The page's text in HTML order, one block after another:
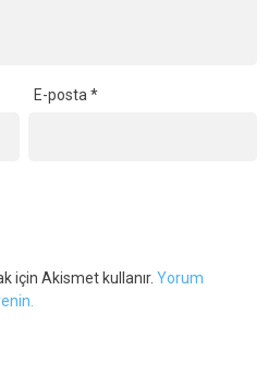
E-posta*
için Akismet kullanır. Yorum